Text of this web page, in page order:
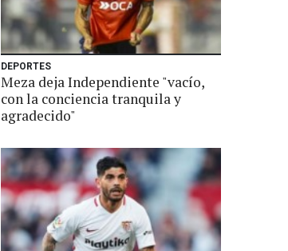
DEPORTES
Meza deja Independiente "vacío,
con la conciencia tranquila y
agradecido"